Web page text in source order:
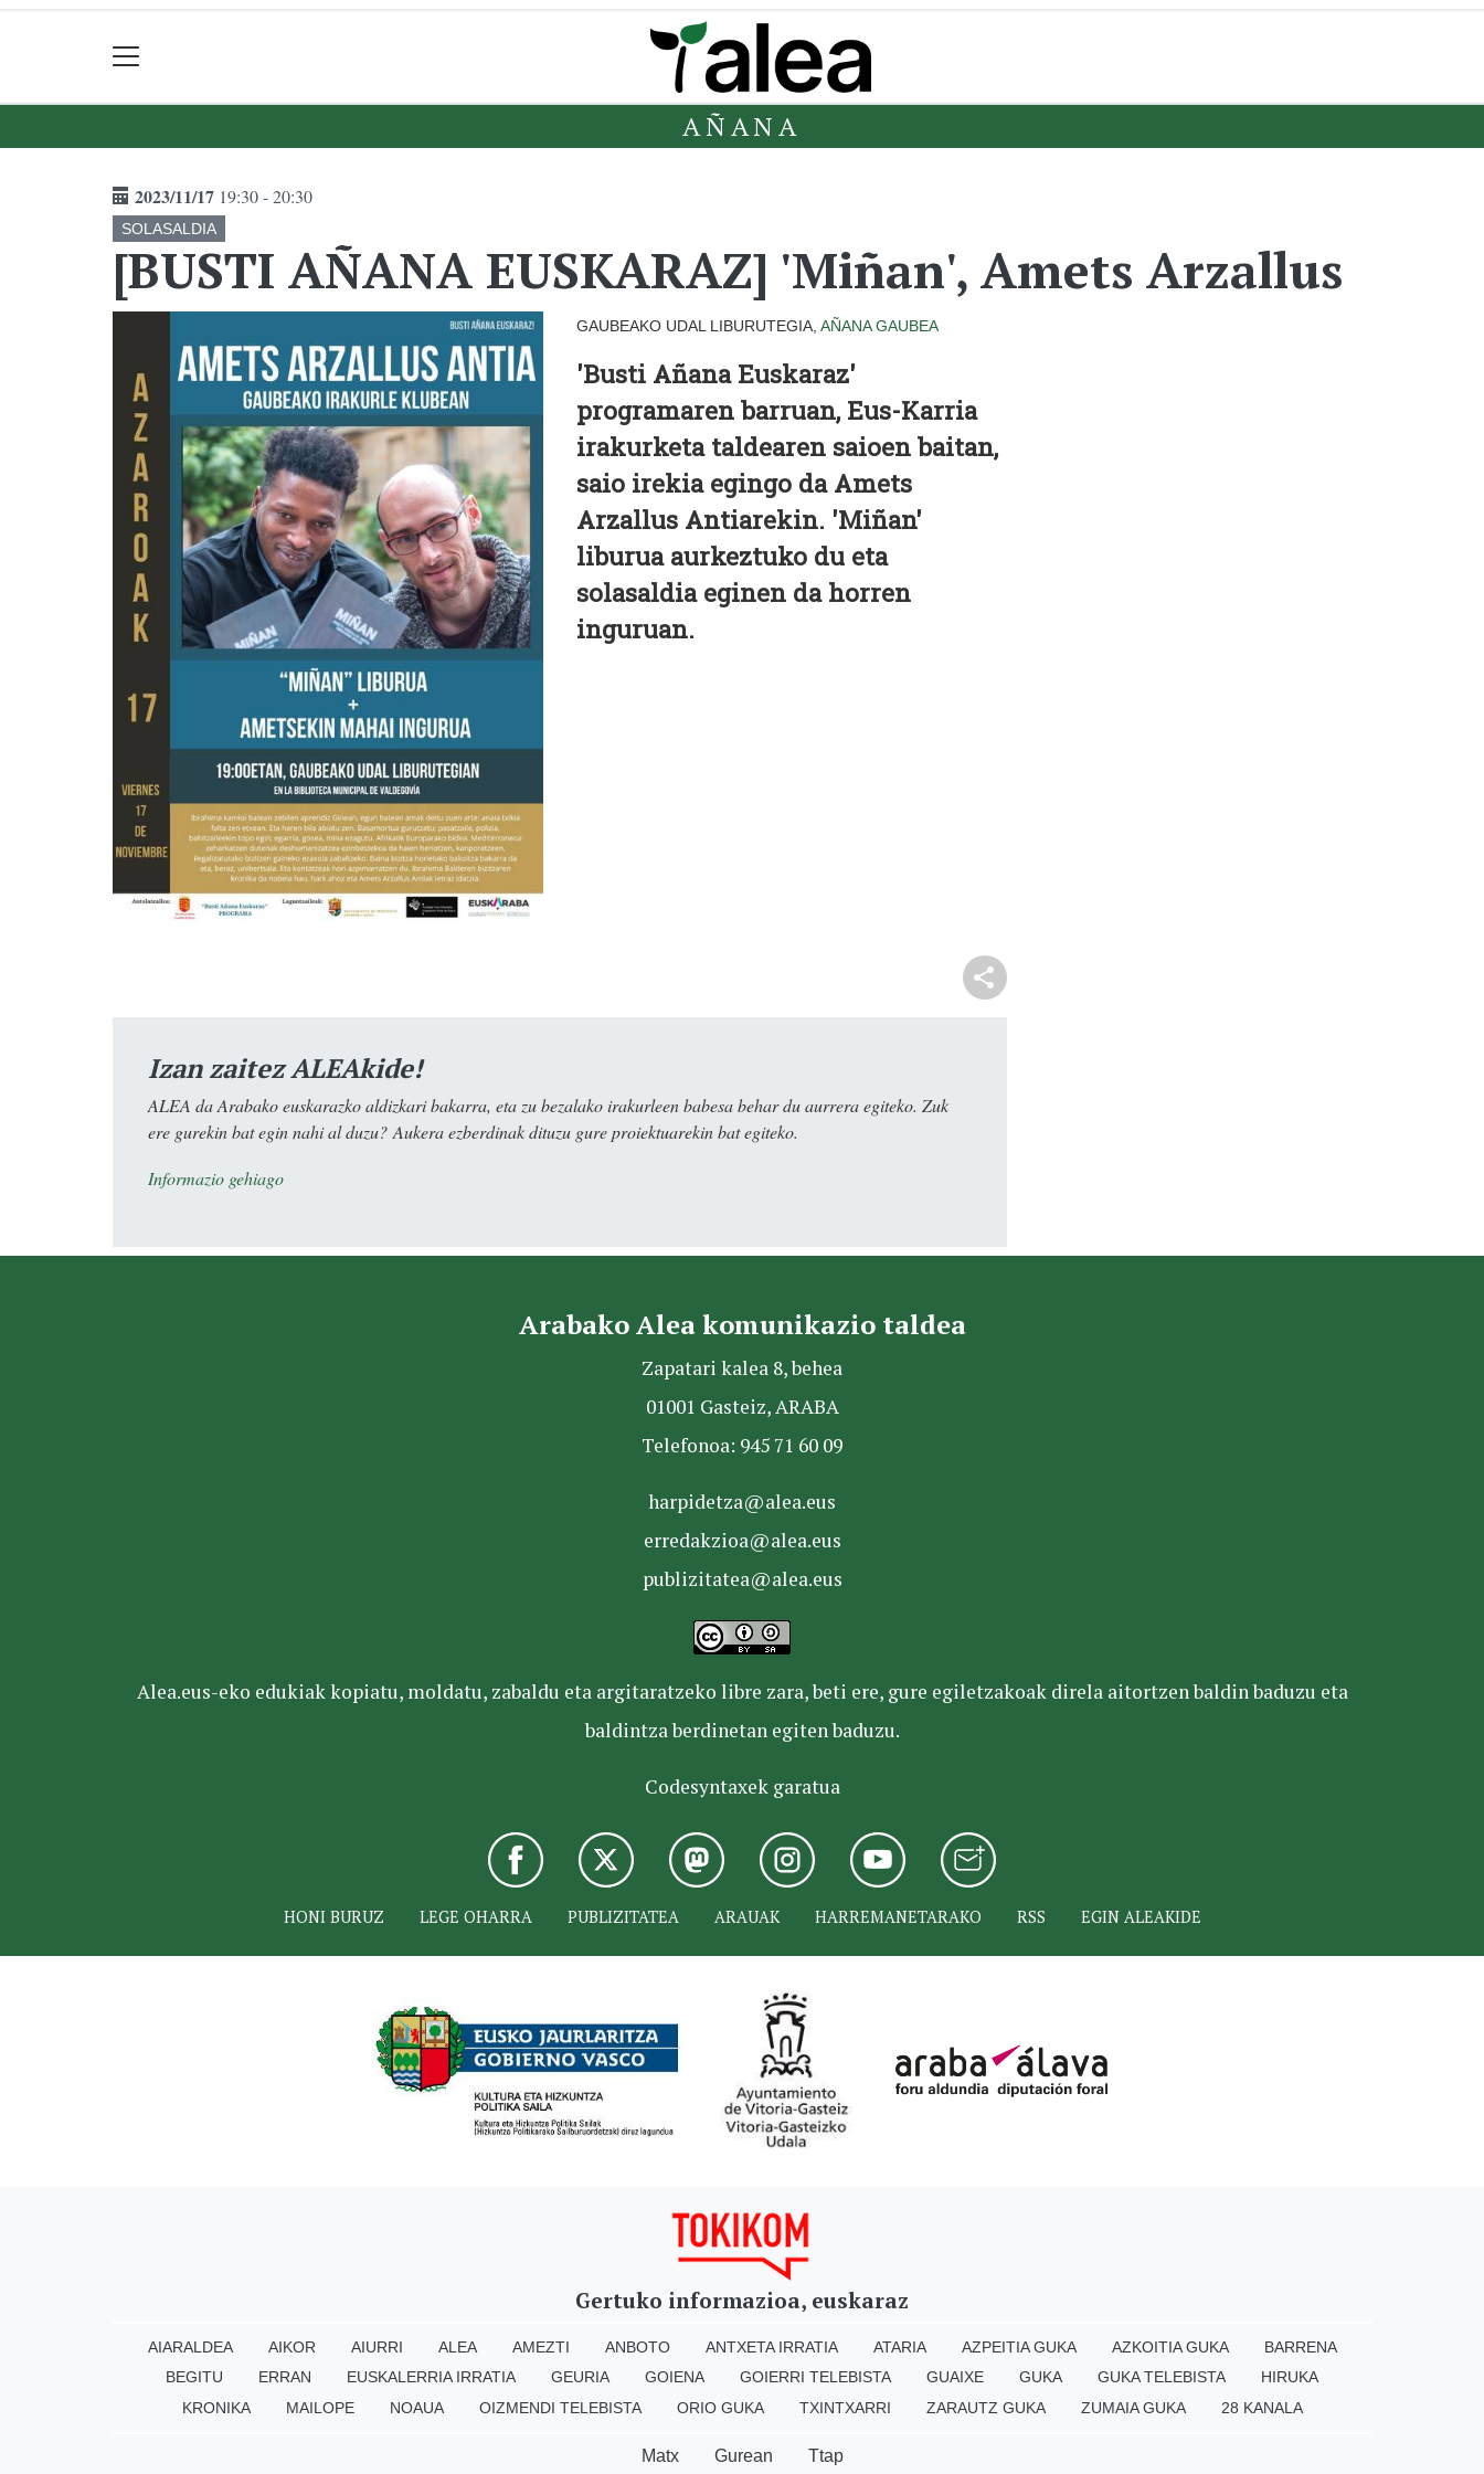
AÑANA
2023/11/17 19:30 - 20:30
SOLASALDIA
[BUSTI AÑANA EUSKARAZ] 'Miñan', Amets Arzallus
GAUBEAKO UDAL LIBURUTEGIA, AÑANA GAUBEA
'Busti Añana Euskaraz'
programaren barruan, Eus-Karria
irakurketa taldearen saioen baitan,
saio irekia egingo da Amets
Arzallus Antiarekin. 'Miñan'
liburua aurkeztuko du eta
solasaldia eginen da horren
inguruan.
Izan zaitez ALEAkide!
ALEA da Arabako euskarazko aldizkari bakarra, eta zu bezalako irakurleen babesa behar du aurrera egiteko. Zuk
ere gurekin bat egin nahi al duzu? Aukera ezberdinak dituzu gure proiektuarekin bat egiteko.
Informazio gehiago
Arabako Alea komunikazio taldea
Zapatari kalea 8, behea
01001 Gasteiz, ARABA
Telefonoa: 945 71 60 09
harpidetza@alea.eus
erredakzioa@alea.eus
publizitatea@alea.eus
Alea.eus-eko edukiak kopiatu, moldatu, zabaldu eta argitaratzeko libre zara, beti ere, gure egiletzakoak direla aitortzen baldin baduzu eta
baldintza berdinetan egiten baduzu.
Codesyntaxek garatua
HONI BURUZ LEGE OHARRA PUBLIZITATEA ARAUAK HARREMANETARAKO RSS EGIN ALEAKIDE
Gertuko informazioa, euskaraz
AIARALDEA AIKOR AIURRI ALEA AMEZTI ANBOTO ANTXETA IRRATIA ATARIA AZPEITIA GUKA AZKOITIA GUKA
BARRENA
BEGITU
ERRAN EUSKALERRIA IRRATIA GEURIA GOIENA GOIERRI TELEBISTA GUAIXE GUKA GUKA TELEBISTA
HIRUKA
KRONIKA
MAILOPE NOAUA OIZMENDI TELEBISTA ORIO GUKA TXINTXARRI ZARAUTZ GUKA ZUMAIA GUKA 28 KANALA
Matx Gurean Ttap